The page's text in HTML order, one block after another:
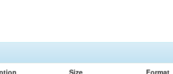
Size Format